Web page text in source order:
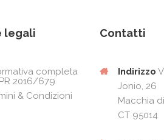
legali
completa
2016/679
& Condizioni
Contatti
Indirizzo
Jonio, 26
Macchia
CT 95014